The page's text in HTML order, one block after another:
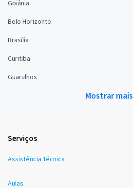
Goiânia
Belo Horizonte
Brasília
Curitiba
Guarulhos
Mostrar mais
Serviços
Assistência Técnica
Aulas